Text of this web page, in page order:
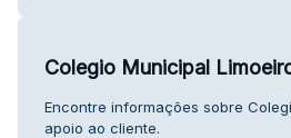
Colegio Municipal
Encontre informações sobre
apoio ao cliente.